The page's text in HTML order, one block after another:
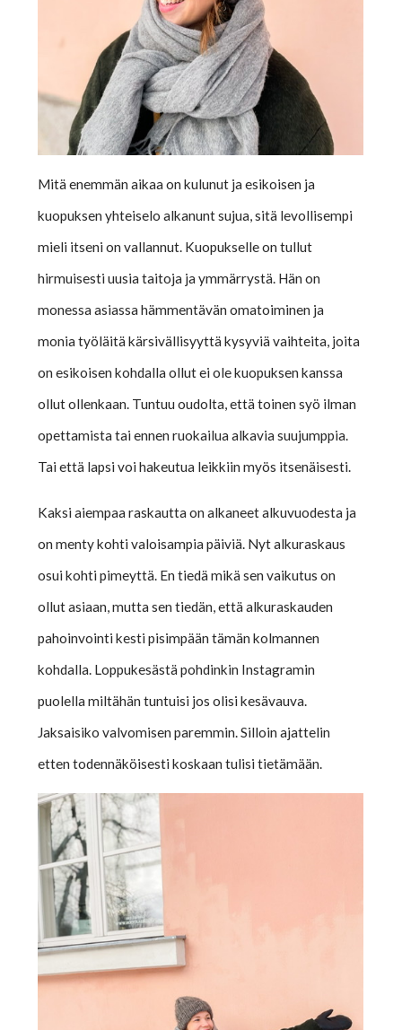
Mitä enemmän aikaa on kulunut ja esikoisen ja
kuopuksen yhteiselo alkanunt sujua, sitä levollisempi
mieli itseni on vallannut. Kuopukselle on tullut
hirmuisesti uusia taitoja ja ymmärrystä. Hän on
monessa asiassa hämmentävän omatoiminen ja
monia työläitä kärsivällisyyttä kysyviä vaihteita, joita
on esikoisen kohdalla ollut ei ole kuopuksen kanssa
ollut ollenkaan. Tuntuu oudolta, että toinen syö ilman
opettamista tai ennen ruokailua alkavia suujumppia.
Tai että lapsi voi hakeutua leikkiin myös itsenäisesti.
Kaksi aiempaa raskautta on alkaneet alkuvuodesta ja
on menty kohti valoisampia päiviä. Nyt alkuraskaus
osui kohti pimeyttä. En tiedä mikä sen vaikutus on
ollut asiaan, mutta sen tiedän, että alkuraskauden
pahoinvointi kesti pisimpään tämän kolmannen
kohdalla. Loppukesästä pohdinkin Instagramin
puolella miltähän tuntuisi jos olisi kesävauva.
Jaksaisiko valvomisen paremmin. Silloin ajattelin
etten todennäköisesti koskaan tulisi tietämään.